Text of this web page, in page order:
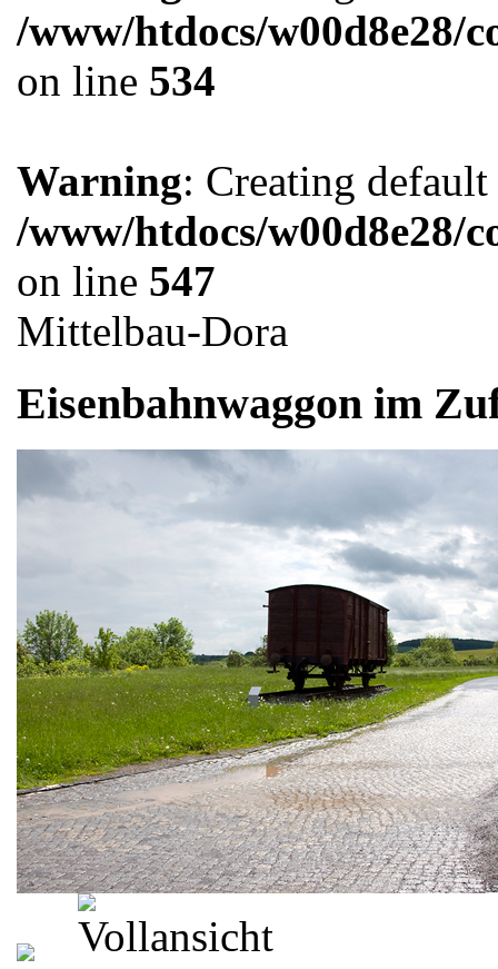
/www/htdocs/w00d8e28/
on line 534
Warning: Creating
/www/htdocs/w00d8e28/
on line 547
Mittelbau-Dora
Eisenbahnwaggon im